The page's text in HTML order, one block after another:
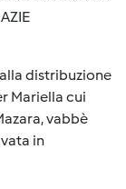
distribuzione
Mariella cui
vabbè
in